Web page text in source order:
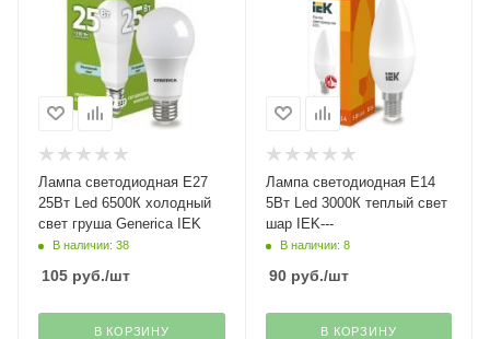
Лампа светодиодная Е27
25Вт Led 6500К холодный
свет груша Generica IEK
В наличии: 38
105 руб./шт
В КОРЗИНУ
Лампа светодиодная Е14
5Вт Led 3000К теплый свет
шар IEK---
В наличии: 8
90руб./шт
В КОРЗИНУ